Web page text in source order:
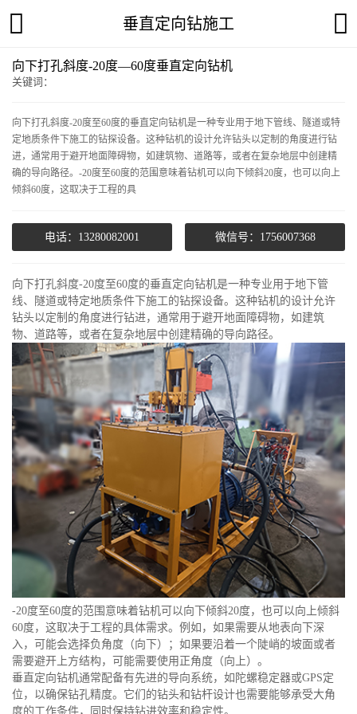
垂直定向钻施工
向下打孔斜度-20度—60度垂直定向钻机
关键词：
向下打孔斜度-20度至60度的垂直定向钻机是一种专业用于地下管线、隧道或特
定地质条件下施工的钻探设备。这种钻机的设计允许钻头以定制的角度进行钻
进，通常用于避开地面障碍物，如建筑物、道路等，或者在复杂地层中创建精
确的导向路径。-20度至60度的范围意味着钻机可以向下倾斜20度，也可以向上
倾斜60度，这取决于工程的具
电话：13280082001 微信号：1756007368
向下打孔斜度-20度至60度的垂直定向钻机是一种专业用于地下管
线、隧道或特定地质条件下施工的钻探设备。这种钻机的设计允许
钻头以定制的角度进行钻进，通常用于避开地面障碍物，如建筑
物、道路等，或者在复杂地层中创建精确的导向路径。
-20度至60度的范围意味着钻机可以向下倾斜20度，也可以向上倾斜
60度，这取决于工程的具体需求。例如，如果需要从地表向下深
入，可能会选择负角度（向下）；如果要沿着一个陡峭的坡面或者
需要避开上方结构，可能需要使用正角度（向上）。
垂直定向钻机通常配备有先进的导向系统，如陀螺稳定器或GPS定
位，以确保钻孔精度。它们的钻头和钻杆设计也需要能够承受大角
度的工作条件，同时保持钻进效率和稳定性。